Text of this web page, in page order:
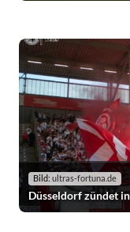
Bild: ultras-fortuna.de
Düsseldorf zündet